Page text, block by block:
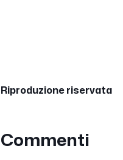
Riproduzione riservata
Commenti